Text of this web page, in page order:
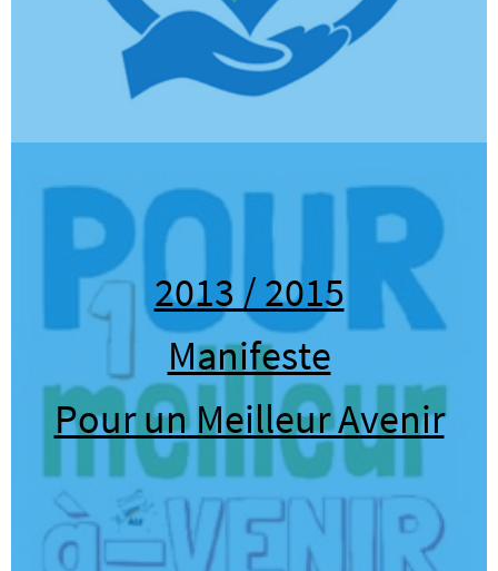
2013 / 2015
Manifeste
Pour un Meilleur Avenir